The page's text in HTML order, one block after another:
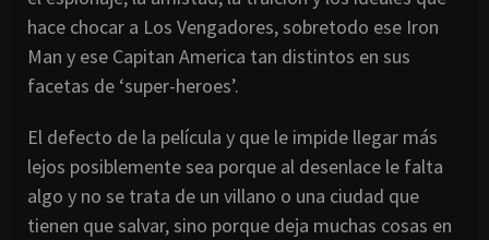
hace chocar a Los Vengadores, sobretodo ese Iron
Man y ese Capitan America tan distintos en sus
facetas de ‘super-heroes’.
El defecto de la película y que le impide llegar más
lejos posiblemente sea porque al desenlace le falta
algo y no se trata de un villano o una ciudad que
tienen que salvar, sino porque deja muchas cosas en